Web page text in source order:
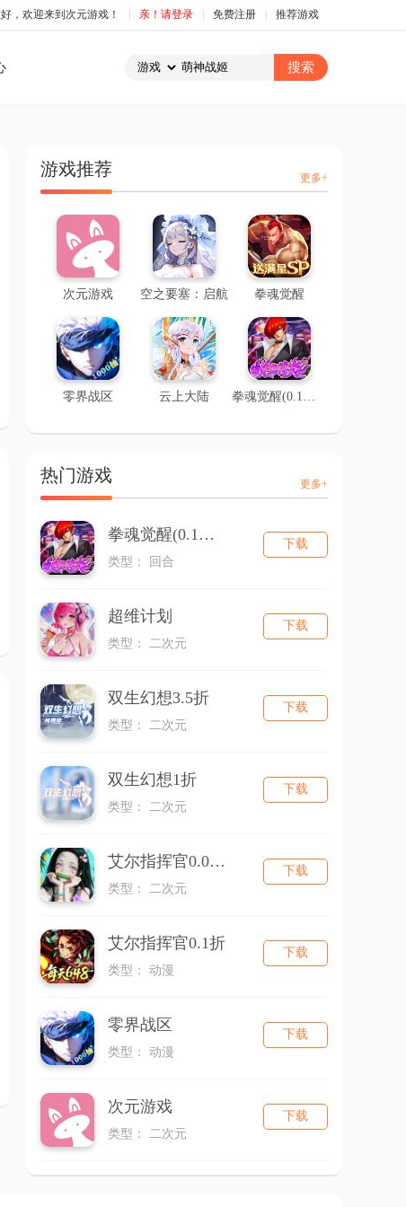
，欢迎来到次元游戏！ 亲！请登录 免费注册 推荐游戏
游戏推荐 更多+
次元游戏 空之要塞：启航 拳魂觉醒
零界战区 云上大陆 拳魂觉醒(0.1折拳皇正版授权)
热门游戏 更多+
拳魂觉醒(0.1折拳皇正版授权)
类型： 回合
下载
超维计划
类型： 二次元
下载
双生幻想3.5折
类型： 二次元
下载
双生幻想1折
类型： 二次元
下载
艾尔指挥官0.05折
类型： 二次元
下载
艾尔指挥官0.1折
类型： 动漫
下载
零界战区
类型： 动漫
下载
次元游戏
类型： 二次元
下载